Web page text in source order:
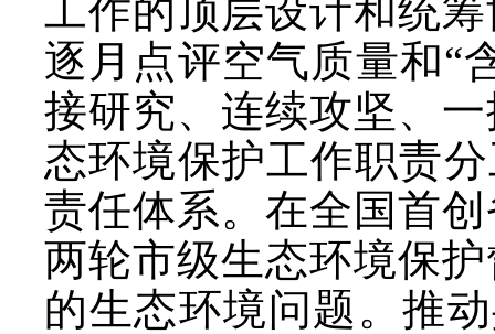
工作的顶层设计和统
逐月点评空气质量和“
接研究、连续攻坚、
态环境保护工作职责
责任体系。在全国首
两轮市级生态环境保
的生态环境问题。推